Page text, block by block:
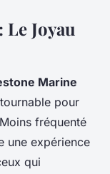
Joyau
Marine
pour
fréquenté
une expérience
qui